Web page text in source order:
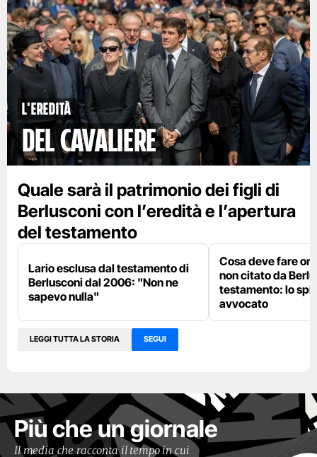
l'eredità
del cavaliere
Quale sarà il patrimonio dei figli di
Berlusconi con l’eredità e l’apertura
del testamento
Lario esclusa dal testamento di
Berlusconi dal 2006: "Non ne
sapevo nulla"
Cosa deve fare
non citato da
testamento: lo
avvocato
LEGGI TUTTA LA STORIA SEGUI
Più che un giornale
Il media che racconta il tempo in cui